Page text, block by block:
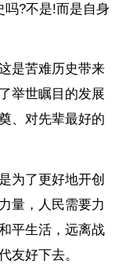
吗?不是!而是自身
是苦难历史带来
举世瞩目的发展
、对先辈最好的
为了更好地开创
量，人民需要力
平生活，远离战
友好下去。